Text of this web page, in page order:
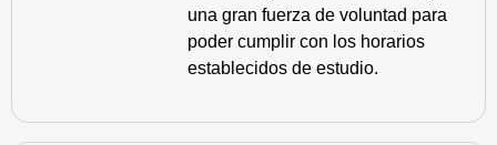
una gran fuerza de voluntad para
poder cumplir con los horarios
establecidos de estudio.